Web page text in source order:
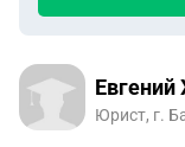
Евгений
Юрист, г.